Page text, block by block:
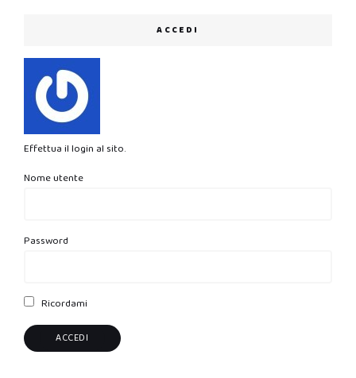
ACCEDI
Effettua il login al sito.
Nome utente
Password
Ricordami